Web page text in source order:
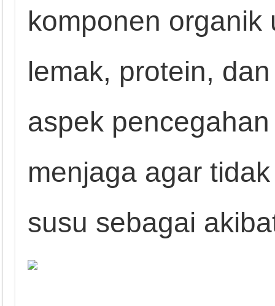
komponen organik
lemak, protein,
aspek
menjaga agar
susu sebagai